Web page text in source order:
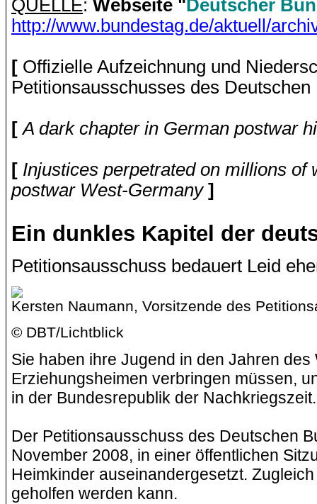
QUELLE: Webseite "Deutscher
http://www.bundestag.de/aktuell/
[ Offizielle Aufzeichnung und
Petitionsausschusses des
[ A dark chapter in German postwar
[ Injustices perpetrated on millions of
postwar West-Germany ]
Ein dunkles Kapitel der
Petitionsausschuss bedauert Leid
Kersten Naumann, Vorsitzende des
© DBT/Lichtblick
Sie haben ihre Jugend in den Jahren
Erziehungsheimen verbringen müssen,
in der Bundesrepublik der Nachkriegszeit.
Der Petitionsausschuss des Deutschen
November 2008, in einer öffentlichen
Heimkinder auseinandergesetzt.
geholfen werden kann.